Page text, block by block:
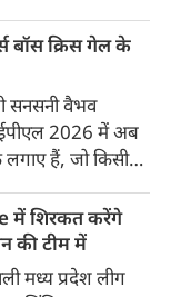
यह बयान उस चर्चा
जिसमें कहा जा रहा
के कुछ बड़े खिलाड़ी
अन्य फ्रेंचाइजी
राष्ट्रीय टीम से
बॉस क्रिस गेल के
सनसनी वैभव
2026 में अब
हैं, जो किसी
सबसे ज़्यादा हैं। सबसे
क्रिस गेल ने
में लगाए थे।
में शिरकत करेंगे
की टीम में
मध्य प्रदेश लीग